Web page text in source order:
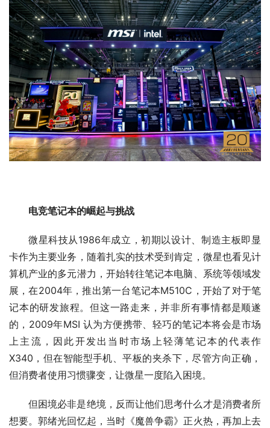
电竞笔记本的崛起与挑战
微星科技从1986年成立，初期以设计、制造主板即显
卡作为主要业务，随着扎实的技术受到肯定，微星也看见计
算机产业的多元潜力，开始转往笔记本电脑、系统等领域发
展，在2004年，推出第一台笔记本M510C，开始了对于笔
记本的研发旅程。但这一路走来，并非所有事情都是顺遂
的，2009年MSI 认为方便携带、轻巧的笔记本将会是市场
上主流，因此开发出当时市场上轻薄笔记本的代表作
X340，但在智能型手机、平板的夹杀下，尽管方向正确，
但消费者使用习惯骤变，让微星一度陷入困境。
但困境必非是绝境，反而让他们思考什么才是消费者所
想要。郭绪光回忆起，当时《魔兽争霸》正火热，再加上去